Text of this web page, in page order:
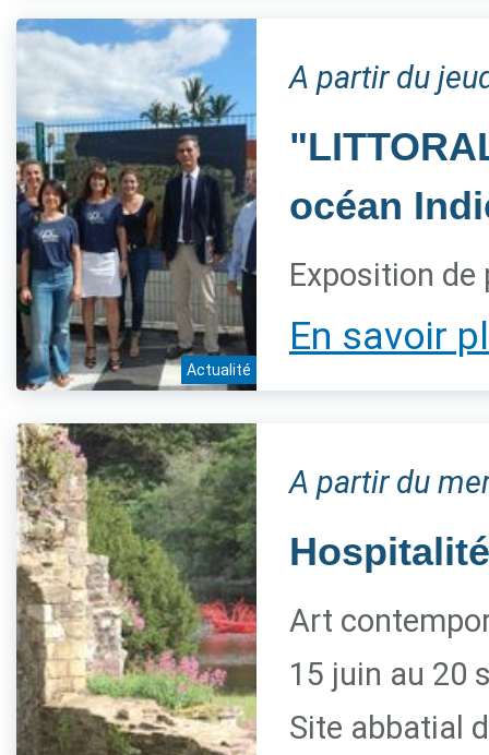
Actualité
A partir du
océan
Exposition de
En savoir
A partir du
Art
15 juin au 20
Site abbatial